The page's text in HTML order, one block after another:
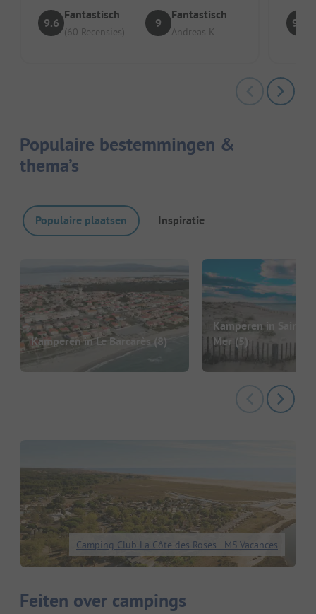
9.6
Fantastisch
(60 Recensies)
9
Fantastisch
Andreas K
9.1
Populaire bestemmingen &
thema’s
Populaire plaatsen Inspiratie
Kamperen in Le Barcarès (8)
Kamperen in
Mer (5)
Camping Club La Côte des Roses - MS Vacances
Feiten over campings